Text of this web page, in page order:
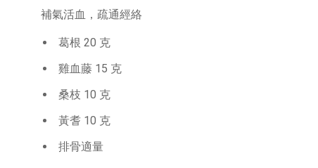
補氣活血，疏通經絡
葛根 20 克
雞血藤 15 克
桑枝 10 克
黃耆 10 克
排骨適量